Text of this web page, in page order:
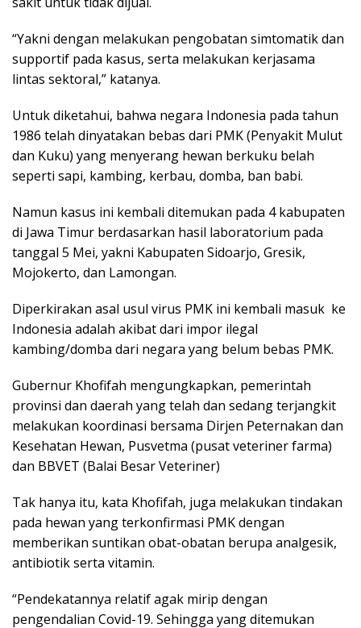
“Yakni dengan melakukan pengobatan simtomatik dan
supportif pada kasus, serta melakukan kerjasama
lintas sektoral,” katanya.
Untuk diketahui, bahwa negara Indonesia pada tahun
1986 telah dinyatakan bebas dari PMK (Penyakit Mulut
dan Kuku) yang menyerang hewan berkuku belah
seperti sapi, kambing, kerbau, domba, ban babi.
Namun kasus ini kembali ditemukan pada 4 kabupaten
di Jawa Timur berdasarkan hasil laboratorium pada
tanggal 5 Mei, yakni Kabupaten Sidoarjo, Gresik,
Mojokerto, dan Lamongan.
Diperkirakan asal usul virus PMK ini kembali masuk ke
Indonesia adalah akibat dari impor ilegal
kambing/domba dari negara yang belum bebas PMK.
Gubernur Khofifah mengungkapkan, pemerintah
provinsi dan daerah yang telah dan sedang terjangkit
melakukan koordinasi bersama Dirjen Peternakan dan
Kesehatan Hewan, Pusvetma (pusat veteriner farma)
dan BBVET (Balai Besar Veteriner)
Tak hanya itu, kata Khofifah, juga melakukan tindakan
pada hewan yang terkonfirmasi PMK dengan
memberikan suntikan obat-obatan berupa analgesik,
antibiotik serta vitamin.
“Pendekatannya relatif agak mirip dengan
pengendalian Covid-19. Sehingga yang ditemukan